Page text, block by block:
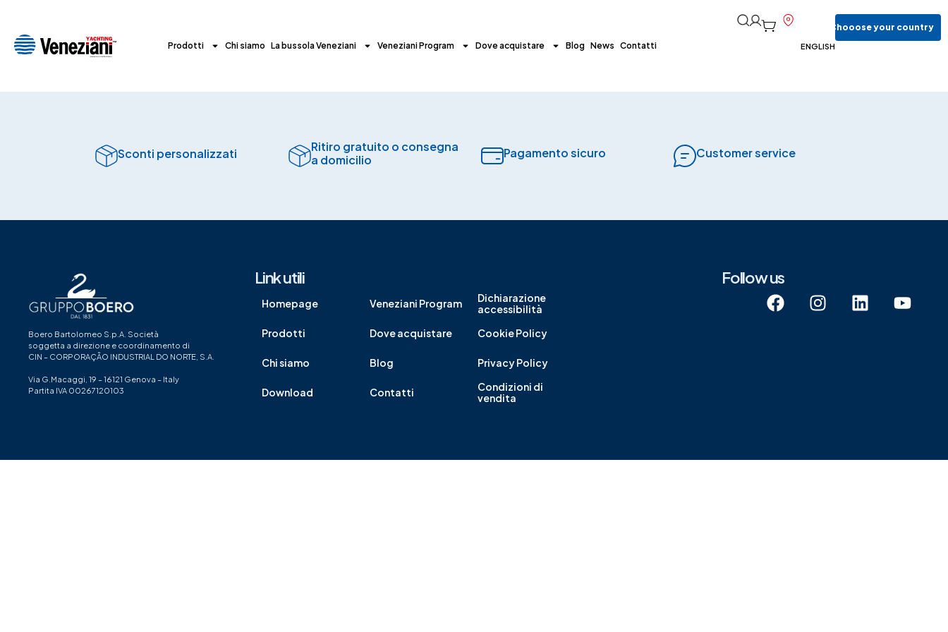
Prodotti Chi siamo La bussola Veneziani Veneziani Program Dove acquistare Blog News Contatti
Choooseyour country
ENGLISH
Sconti personalizzati
Ritiro gratuito o consegna
a domicilio
Pagamento sicuro​ Customer service
Boero Bartolomeo S.p.A. Società
soggetta a direzione e coordinamento di
CIN – CORPORAÇÃO INDUSTRIAL DO NORTE, S.A.
Via G.Macaggi, 19 – 16121 Genova – Italy
Partita IVA 00267120103
Link utili
Homepage
Prodotti
Chi siamo
Download
Veneziani Program
Dove acquistare
Blog
Contatti
Dichiarazione
accessibilità
Cookie Policy
Privacy Policy
Condizioni di
vendita
Follow us